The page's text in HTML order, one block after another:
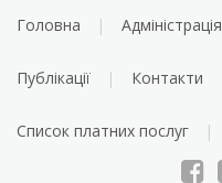
Головна Адміністрація
Публікації Контакти
Список платних послуг